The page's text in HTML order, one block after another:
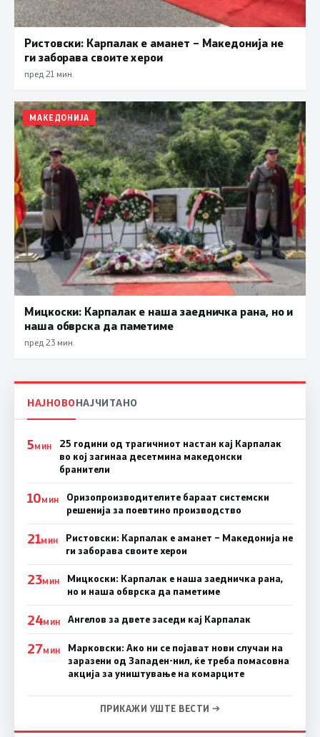
Ристовски: Карпалак е аманет – Македонија не
ги заборава своите херои
пред 21 мин.
МАКЕДОНИЈА
Мицкоски: Карпалак е наша заедничка рана, но и
наша обврска да паметиме
пред 23 мин.
НАЈНОВОНАЈЧИТАНО
5МИН
25 години од трагичниот настан кај Карпалак
во кој загинаа десетмина македонски
бранители
10МИН
Оризопроизводителите бараат системски
решенија за поевтино производство
21МИН
Ристовски: Карпалак е аманет – Македонија не
ги заборава своите херои
23МИН
Мицкоски: Карпалак е наша заедничка рана,
но и наша обврска да паметиме
24МИН Ангелов за двете заседи кај Карпалак
27МИН
Марковски: Ако ни се појават нови случаи на
заразени од Западен-нил, ќе треба помасовна
акција за уништување на комарците
ПРИКАЖИ УШТЕ ВЕСТИ →